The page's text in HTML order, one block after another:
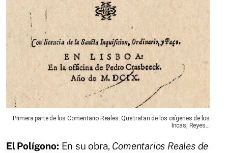
Primera parte de los Comentario Reales. Que tratan de los orígenes de los
Incas, Reyes...
El Polígono: En su obra, Comentarios Reales de